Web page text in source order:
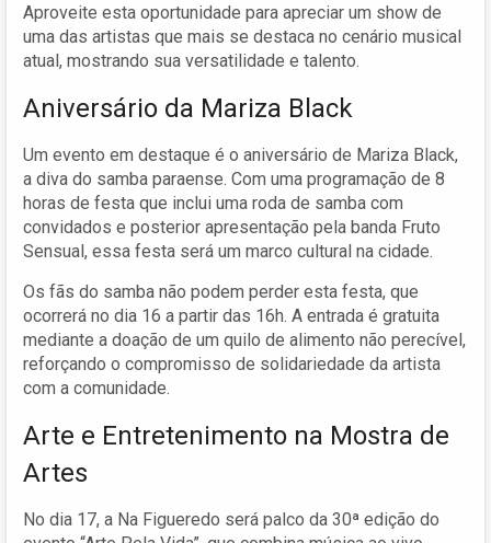
Aproveite esta oportunidade para apreciar um show de
uma das artistas que mais se destaca no cenário musical
atual, mostrando sua versatilidade e talento.
Aniversário da Mariza Black
Um evento em destaque é o aniversário de Mariza Black,
a diva do samba paraense. Com uma programação de 8
horas de festa que inclui uma roda de samba com
convidados e posterior apresentação pela banda Fruto
Sensual, essa festa será um marco cultural na cidade.
Os fãs do samba não podem perder esta festa, que
ocorrerá no dia 16 a partir das 16h. A entrada é gratuita
mediante a doação de um quilo de alimento não perecível,
reforçando o compromisso de solidariedade da artista
com a comunidade.
Arte e Entretenimento na Mostra de
Artes
No dia 17, a Na Figueredo será palco da 30ª edição do